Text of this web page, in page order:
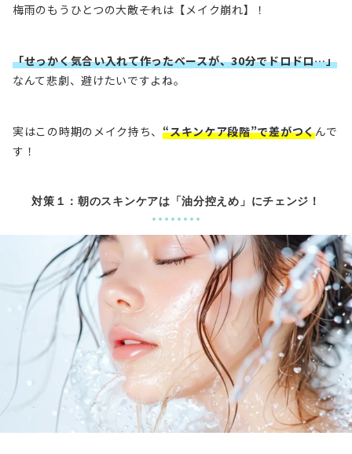
梅雨のもうひとつの大敵――それは【メイク崩れ】！
「せっかく気合い入れて作ったベースが、30分でドロドロ…」
なんて悲劇、避けたいですよね。
実はこの時期のメイク持ち、“スキンケア段階”で差がつくんで
す！
対策１：朝のスキンケアは「油分控えめ」にチェンジ！